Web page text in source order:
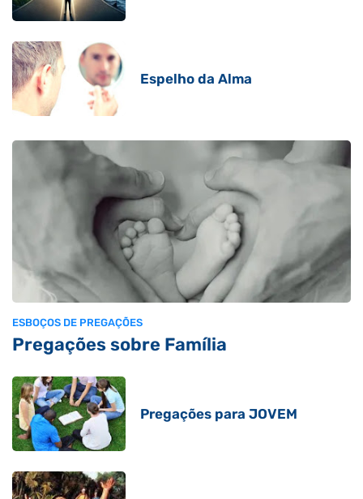
Espelho da Alma
ESBOÇOS DE PREGAÇÕES
Pregações sobre Família
Pregações para JOVEM